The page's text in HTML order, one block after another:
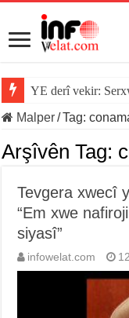
YE derî vekir:
Malper/Tag:
Arşîvên Tag:
Tevgera xwecî
“Em xwe
siyasî”
infowelat.com